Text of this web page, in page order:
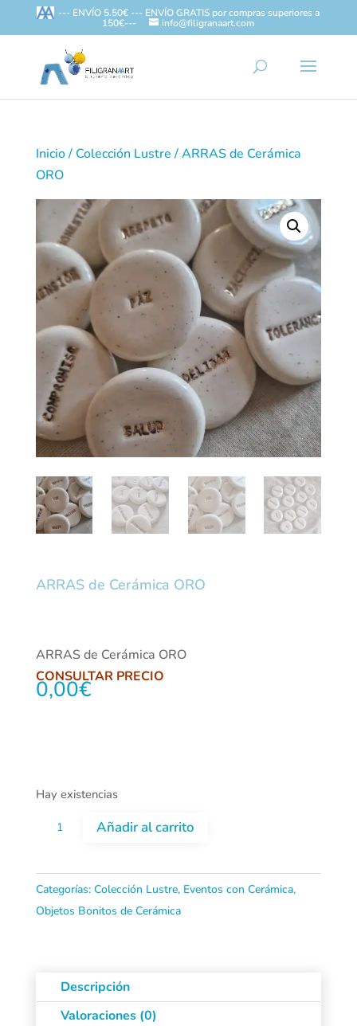
--- ENVÍO 5.50€ --- ENVÍO GRATIS por compras superiores a
150€---
info@filigranaart.com
Inicio/ Colección Lustre / ARRAS de Cerámica
ORO
ARRAS de Cerámica ORO
0,00€
ARRAS de Cerámica ORO
CONSULTAR PRECIO
Hay existencias
ARRAS
Cerámica
ORO
Añadir al carrito
Categorías: Colección Lustre, Eventos con Cerámica,
Objetos Bonitos de Cerámica
Descripción
Valoraciones (0)